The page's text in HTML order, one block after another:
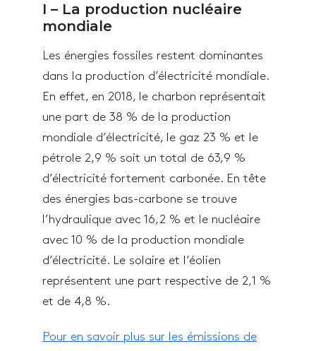
I – La production nucléaire
mondiale
Les énergies fossiles restent dominantes
dans la production d’électricité mondiale.
En effet, en 2018, le charbon représentait
une part de 38 % de la production
mondiale d’électricité, le gaz 23 % et le
pétrole 2,9 % soit un total de 63,9 %
d’électricité fortement carbonée. En tête
des énergies bas-carbone se trouve
l’hydraulique avec 16,2 % et le nucléaire
avec 10 % de la production mondiale
d’électricité. Le solaire et l’éolien
représentent une part respective de 2,1 %
et de 4,8 %.
Pour en savoir plus sur les émissions de